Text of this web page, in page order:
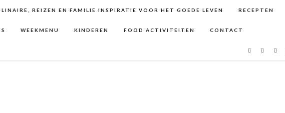
REIZEN EN FAMILIE INSPIRATIE VOOR HET GOEDE LEVEN RECEPTEN
WEEKMENU KINDEREN FOOD ACTIVITEITEN CONTACT